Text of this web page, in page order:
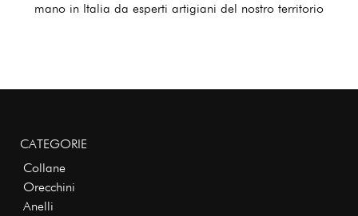
mano in Italia da esperti artigiani del nostro territorio
CATEGORIE
Collane
Orecchini
Anelli